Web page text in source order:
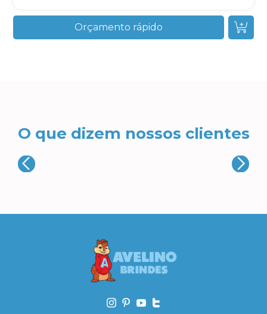
Orçamento rápido
O que dizem nossos clientes